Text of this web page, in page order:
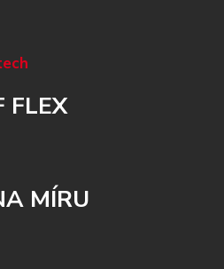
FLEX
MÍRU